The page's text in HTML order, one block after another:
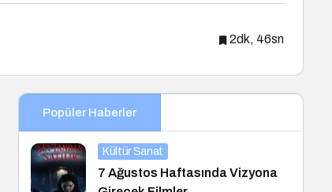
2dk, 46sn
Popüler Haberler
Kültür Sanat
7 Ağustos Haftasında Vizyona